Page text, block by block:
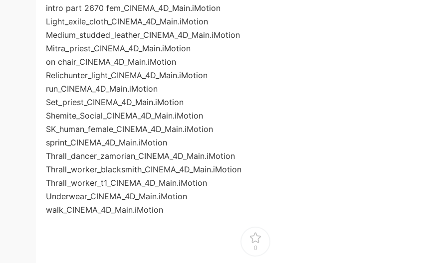
intro part 2670 fem_CINEMA_4D_Main.iMotion
Light_exile_cloth_CINEMA_4D_Main.iMotion
Medium_studded_leather_CINEMA_4D_Main.iMotion
Mitra_priest_CINEMA_4D_Main.iMotion
on chair_CINEMA_4D_Main.iMotion
Relichunter_light_CINEMA_4D_Main.iMotion
run_CINEMA_4D_Main.iMotion
Set_priest_CINEMA_4D_Main.iMotion
Shemite_Social_CINEMA_4D_Main.iMotion
SK_human_female_CINEMA_4D_Main.iMotion
sprint_CINEMA_4D_Main.iMotion
Thrall_dancer_zamorian_CINEMA_4D_Main.iMotion
Thrall_worker_blacksmith_CINEMA_4D_Main.iMotion
Thrall_worker_t1_CINEMA_4D_Main.iMotion
Underwear_CINEMA_4D_Main.iMotion
walk_CINEMA_4D_Main.iMotion
0